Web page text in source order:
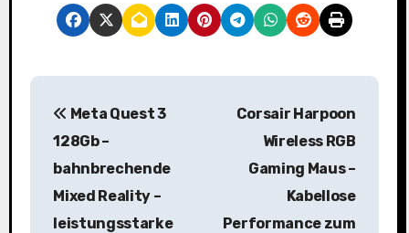
B
Meta Quest 3
128Gb –
bahnbrechende
Mixed Reality –
leistungsstarke
Corsair Harpoon
Wireless RGB
Gaming Maus –
Kabellose
Performance zum